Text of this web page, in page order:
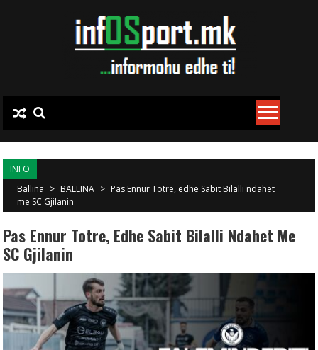
INFO
Ballina > BALLINA > Pas Ennur Totre, edhe Sabit Bilalli ndahet
me SC Gjilanin
Pas Ennur Totre, Edhe Sabit Bilalli Ndahet Me
SC Gjilanin